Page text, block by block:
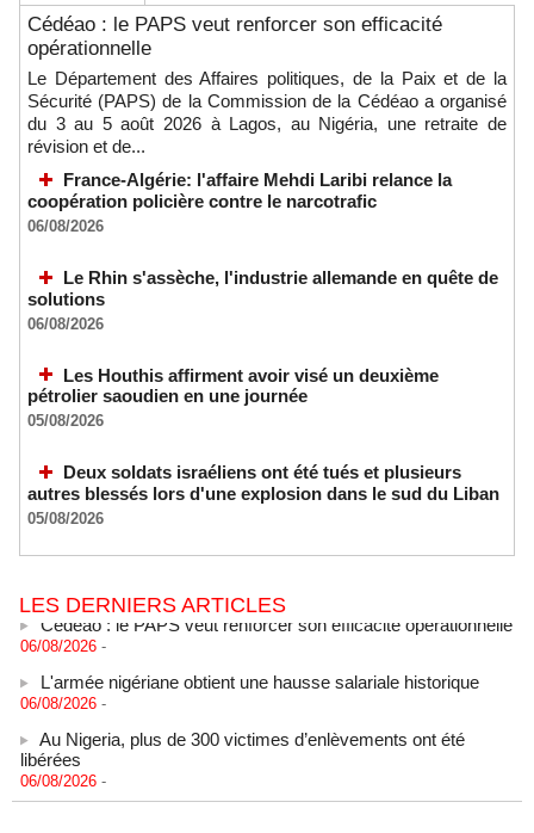
Cédéao : le PAPS veut renforcer son efficacité
opérationnelle
Le Département des Affaires politiques, de la Paix et de la
Sécurité (PAPS) de la Commission de la Cédéao a organisé
du 3 au 5 août 2026 à Lagos, au Nigéria, une retraite de
révision et de...
France-Algérie: l'affaire Mehdi Laribi relance la
coopération policière contre le narcotrafic
06/08/2026
Le Rhin s'assèche, l'industrie allemande en quête de
solutions
06/08/2026
Les Houthis affirment avoir visé un deuxième
pétrolier saoudien en une journée
05/08/2026
Deux soldats israéliens ont été tués et plusieurs
autres blessés lors d'une explosion dans le sud du Liban
05/08/2026
LES DERNIERS ARTICLES
Cédéao : le PAPS veut renforcer son efficacité opérationnelle
06/08/2026
06/08/2026 -
libérées
06/08/2026
Au Nigeria, plus de 300 victimes d’enlèvements ont été